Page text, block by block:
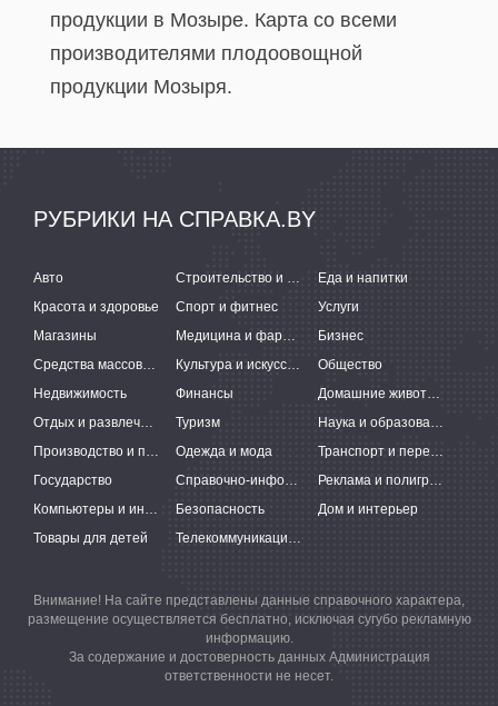
продукции в Мозыре. Карта со всеми
производителями плодоовощной
продукции Мозыря.
РУБРИКИ НА СПРАВКА.BY
Авто Строительство и ремонт
Еда и напитки
Красота и здоровье
Спорт и фитнес
Услуги
Магазины
Медицина и фармацевтика
Бизнес
Средства массовой информации
Культура и искусство
Общество
Недвижимость
Финансы
Домашние животные
Отдых и развлечения
Туризм
Наука и образование
Производство и поставки
Одежда и мода
Транспорт и перевозки
Государство
Справочно-информационные системы
Реклама и полиграфия
Компьютеры и интернет
Безопасность
Дом и интерьер
Товары для детей
Телекоммуникации и связь
Внимание! На сайте представлены данные справочного характера,
размещение осуществляется бесплатно, исключая сугубо рекламную
информацию.
За содержание и достоверность данных Администрация
ответственности не несет.